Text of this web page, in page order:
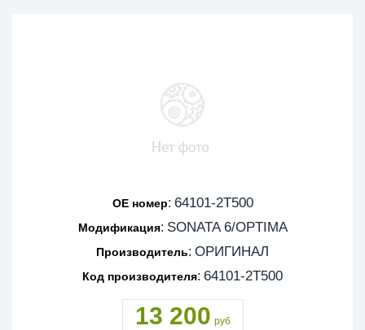
OE номер: 64101-2T500
Модификация: SONATA 6/OPTIMA
Производитель: ОРИГИНАЛ
Код производителя: 64101-2T500
13 200 руб